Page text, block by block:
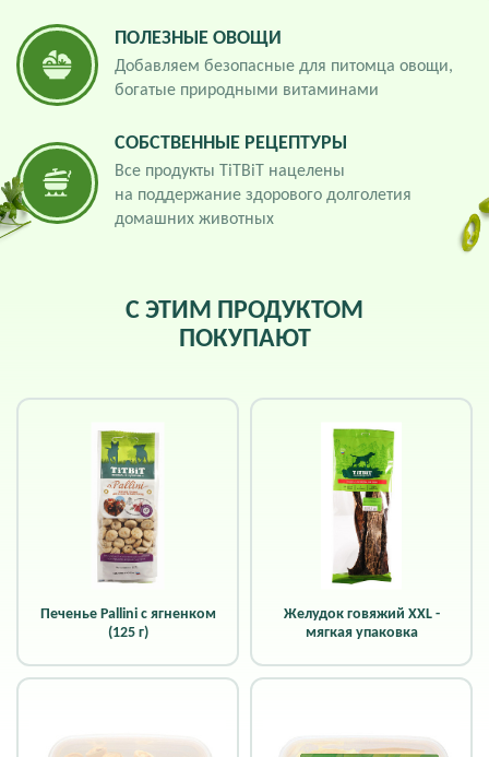
ПОЛЕЗНЫЕ ОВОЩИ
Добавляем безопасные для питомца овощи,
богатые природными витаминами
СОБСТВЕННЫЕ РЕЦЕПТУРЫ
Все продукты TiTBiT нацелены
на поддержание здорового долголетия
домашних животных
С ЭТИМ ПРОДУКТОМ
ПОКУПАЮТ
Печенье Pallini с ягненком
(125 г)
Желудок говяжий XXL -
мягкая упаковка